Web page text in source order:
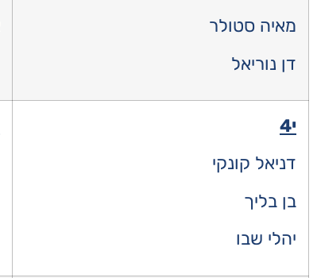
מאיה סטולר
דן נוריאל
י4
דניאל קונקי
בן בליך
יהלי שבו